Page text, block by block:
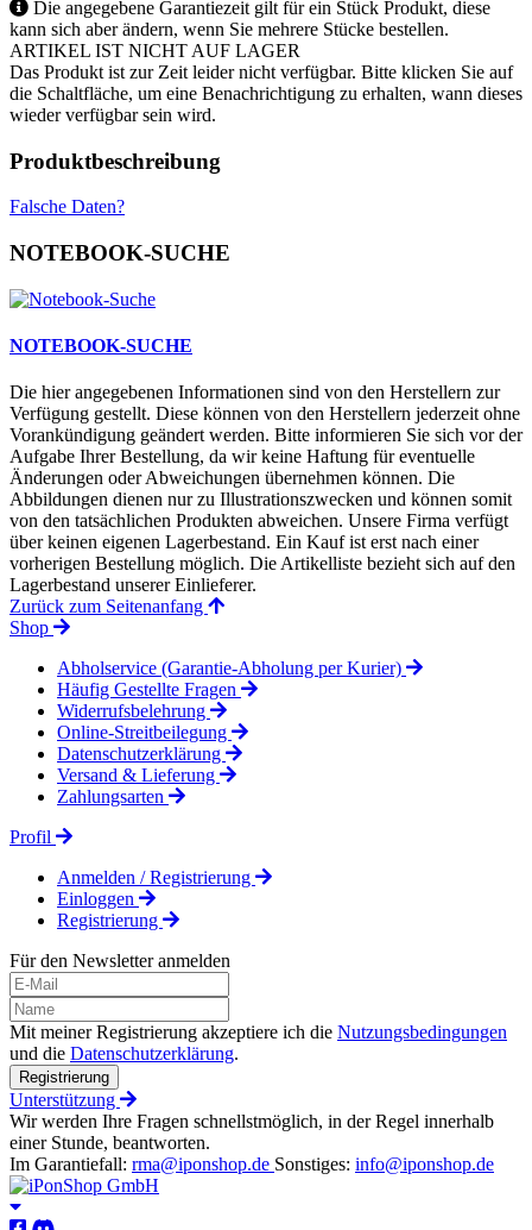
Die angegebene Garantiezeit gilt für ein Stück Produkt, diese
kann sich aber ändern, wenn Sie mehrere Stücke bestellen.
ARTIKEL IST NICHT AUF LAGER
Das Produkt ist zur Zeit leider nicht verfügbar. Bitte klicken Sie auf
die Schaltfläche, um eine Benachrichtigung zu erhalten, wann dieses
wieder verfügbar sein wird.
Produktbeschreibung
Falsche Daten?
NOTEBOOK-SUCHE
NOTEBOOK-SUCHE
Die hier angegebenen Informationen sind von den Herstellern zur
Verfügung gestellt. Diese können von den Herstellern jederzeit ohne
Vorankündigung geändert werden. Bitte informieren Sie sich vor der
Aufgabe Ihrer Bestellung, da wir keine Haftung für eventuelle
Änderungen oder Abweichungen übernehmen können. Die
Abbildungen dienen nur zu Illustrationszwecken und können somit
von den tatsächlichen Produkten abweichen. Unsere Firma verfügt
über keinen eigenen Lagerbestand. Ein Kauf ist erst nach einer
vorherigen Bestellung möglich. Die Artikelliste bezieht sich auf den
Lagerbestand unserer Einlieferer.
Zurück zum Seitenanfang
Shop
Abholservice (Garantie-Abholung per Kurier)
Häufig Gestellte Fragen
Widerrufsbelehrung
Online-Streitbeilegung
Datenschutzerklärung
Versand & Lieferung
Zahlungsarten
Profil
Anmelden / Registrierung
Einloggen
Registrierung
Für den Newsletter anmelden
Mit meiner Registrierung akzeptiere ich die Nutzungsbedingungen
und die Datenschutzerklärung.
Registrierung
Unterstützung
Wir werden Ihre Fragen schnellstmöglich, in der Regel innerhalb
einer Stunde, beantworten.
Im Garantiefall: rma@iponshop.de Sonstiges: info@iponshop.de